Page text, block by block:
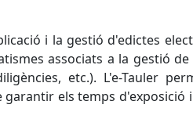
i la gestió d'edictes
associats a la gestió
etc.). L'e-Tauler
els temps d'exposició